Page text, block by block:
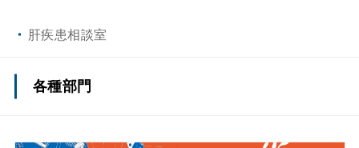
肝疾患相談室
各種部門
薬剤部